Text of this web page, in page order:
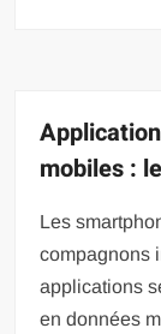
mobiles :
Les
compagnons
applications
en données